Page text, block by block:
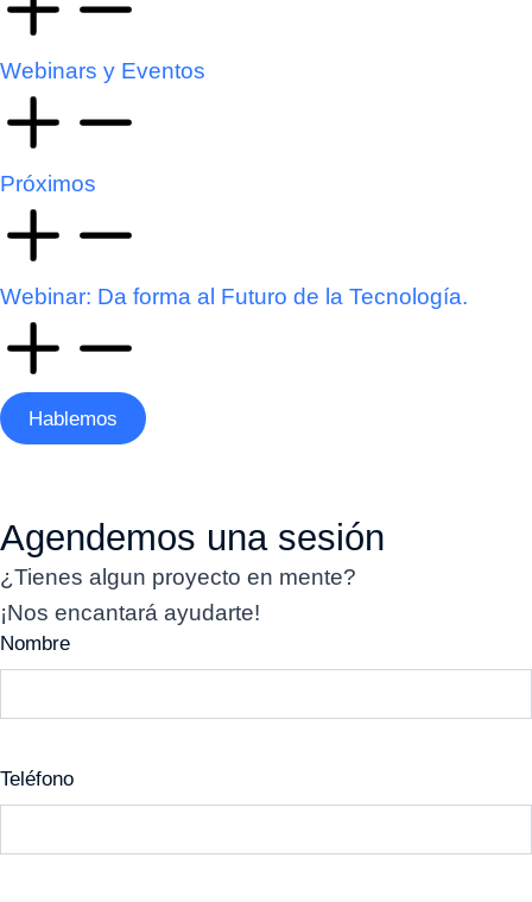
Webinars y Eventos
Próximos
Webinar: Da forma al Futuro de la Tecnología.
Hablemos
Agendemos una sesión
¿Tienes algun proyecto en mente?
¡Nos encantará ayudarte!
Nombre
Teléfono